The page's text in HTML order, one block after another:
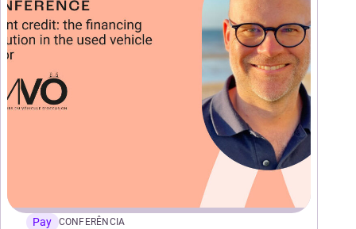
Pay CONFERÊNCIA